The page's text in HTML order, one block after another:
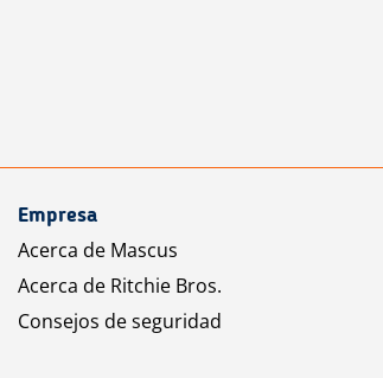
Empresa
Acerca de Mascus
Acerca de Ritchie Bros.
Consejos de seguridad